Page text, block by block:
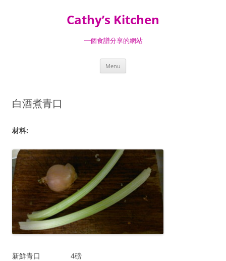
Cathy’s Kitchen
一個食譜分享的網站
Menu
白酒煮青口
材料:
新鮮青口 4磅